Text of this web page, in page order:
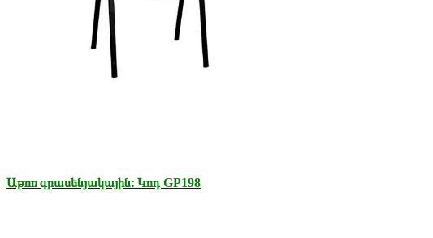
Աթոռ գրասենյակային։ Կոդ GP198